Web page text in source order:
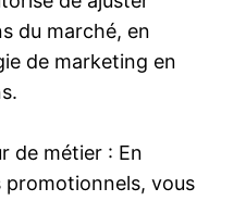
du marché, en
de marketing en
de métier : En
promotionnels, vous